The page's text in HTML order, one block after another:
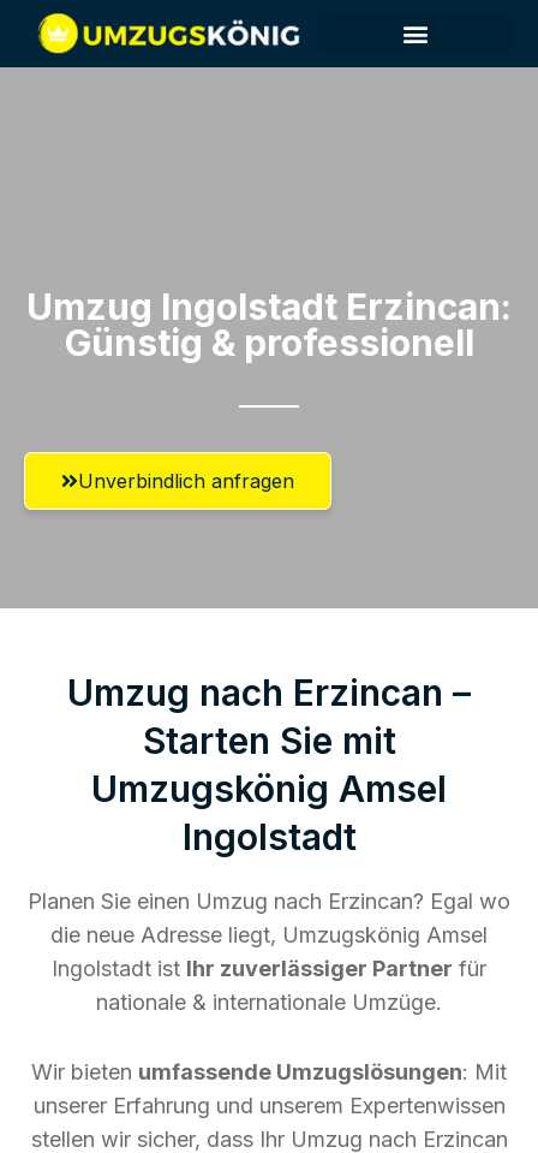
Umzug Ingolstadt​ Erzincan:
Günstig & professionell​
Unverbindlich anfragen
Umzug nach Erzincan –
Starten Sie mit
Umzugskönig Amsel
Ingolstadt
Planen Sie einen Umzug nach Erzincan? Egal wo
die neue Adresse liegt, Umzugskönig Amsel
Ingolstadt ist Ihr zuverlässiger Partner für
nationale & internationale Umzüge.
Wir bieten umfassende Umzugslösungen: Mit
unserer Erfahrung und unserem Expertenwissen
stellen wir sicher, dass Ihr Umzug nach Erzincan